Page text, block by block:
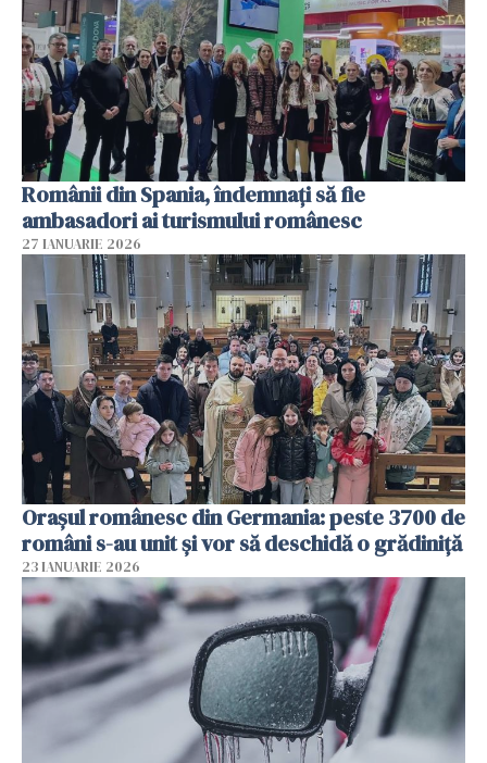
Românii din Spania, îndemnați să fie
ambasadori ai turismului românesc
27 IANUARIE 2026
Orașul românesc din Germania: peste 3700 de
români s-au unit și vor să deschidă o grădiniță
23 IANUARIE 2026